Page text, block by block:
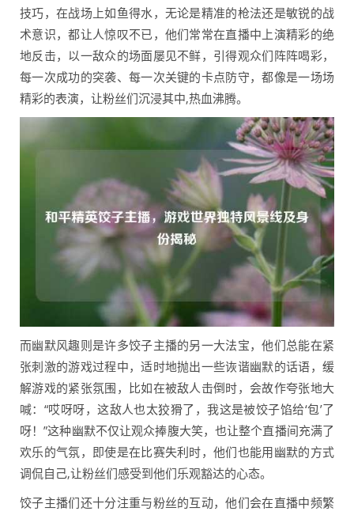
技巧，在战场上如鱼得水，无论是精准的枪法还是敏锐的战
术意识，都让人惊叹不已，他们常常在直播中上演精彩的绝
地反击，以一敌众的场面屡见不鲜，引得观众们阵阵喝彩，
每一次成功的突袭、每一次关键的卡点防守，都像是一场场
精彩的表演，让粉丝们沉浸其中,热血沸腾。
而幽默风趣则是许多饺子主播的另一大法宝，他们总能在紧
张刺激的游戏过程中，适时地抛出一些诙谐幽默的话语，缓
解游戏的紧张氛围，比如在被敌人击倒时，会故作夸张地大
喊：“哎呀呀，这敌人也太狡猾了，我这是被饺子馅给‘包’了
呀！”这种幽默不仅让观众捧腹大笑，也让整个直播间充满了
欢乐的气氛，即使是在比赛失利时，他们也能用幽默的方式
调侃自己,让粉丝们感受到他们乐观豁达的心态。
饺子主播们还十分注重与粉丝的互动，他们会在直播中频繁